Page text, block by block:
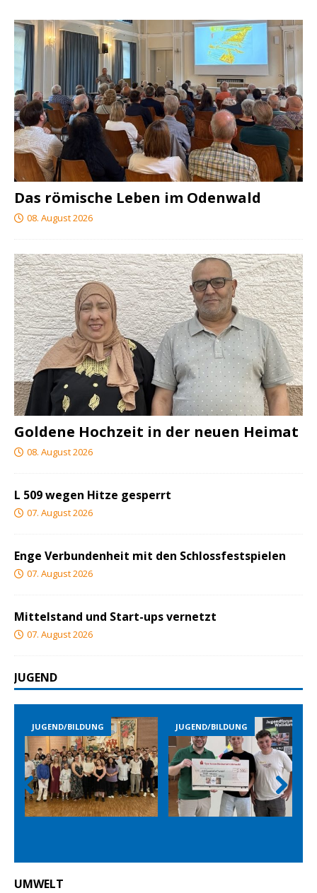
Das römische Leben im Odenwald
08. August 2026
Goldene Hochzeit in der neuen Heimat
08. August 2026
L 509 wegen Hitze gesperrt
07. August 2026
Enge Verbundenheit mit den Schlossfestspielen
07. August 2026
Mittelstand und Start-ups vernetzt
07. August 2026
JUGEND
JUGEND/BILDUNG JUGEND/
Prev
ious
Nex
t
UMWELT